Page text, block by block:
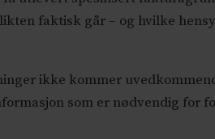
faktisk går – og hvilke
ikke kommer
som er nødvendig for